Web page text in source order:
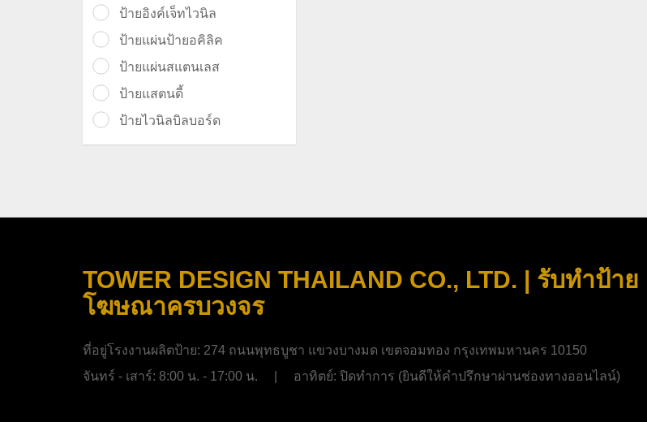
ป้ายอิงค์เจ็ทไวนิล
ป้ายแผ่นป้ายอคิลิค
ป้ายแผ่นสแตนเลส
ป้ายแสตนดี้
ป้ายไวนิลบิลบอร์ด
TOWER DESIGN THAILAND CO., LTD. | รับทำป้าย
โฆษณาครบวงจร
ที่อยู่โรงงานผลิตป้าย: 274 ถนนพุทธบูชา แขวงบางมด เขตจอมทอง กรุงเทพมหานคร 10150
จันทร์ - เสาร์: 8:00 น. - 17:00 น. | อาทิตย์: ปิดทำการ (ยินดีให้คำปรึกษาผ่านช่องทางออนไลน์)